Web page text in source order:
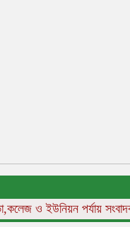
ও ইউনিয়ন পর্যায়